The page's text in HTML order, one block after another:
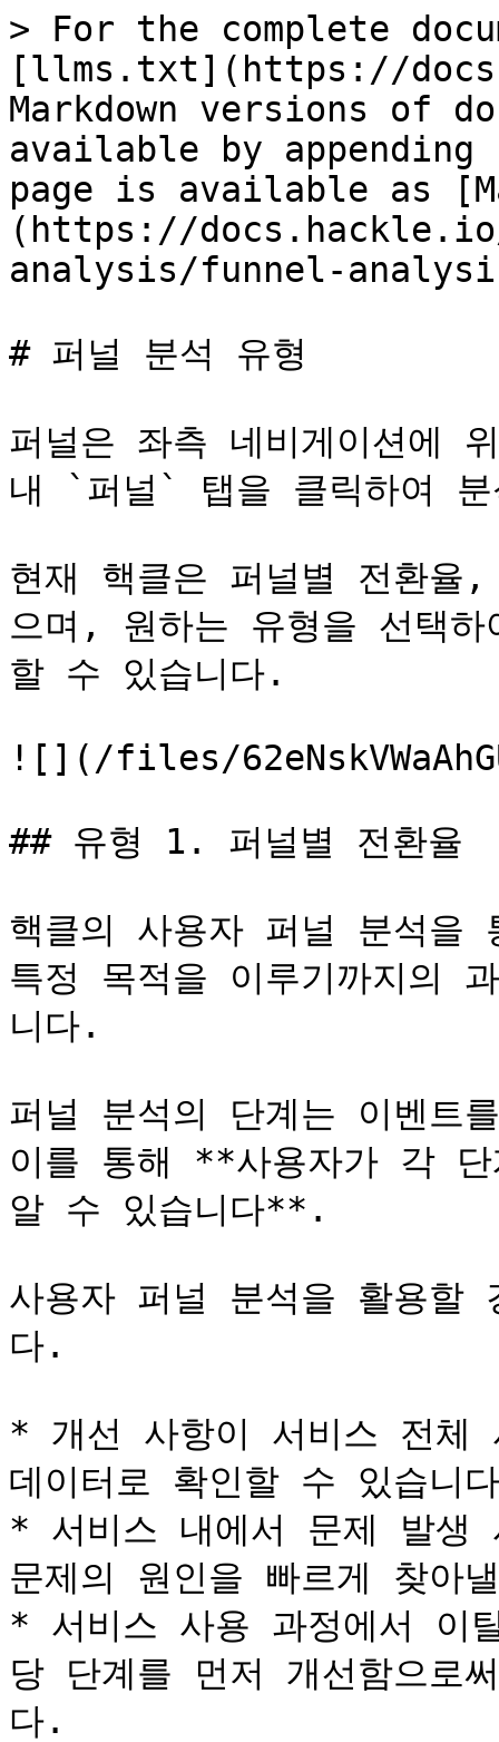
> For the complete
[llms.txt](https://
Markdown versions of
available by
page is available as
(https://
analysis/funnel-
# 퍼널 분석 유형
퍼널은 좌측 네비게이션에
내 `퍼널` 탭을 클릭하여
현재 핵클은 퍼널별 전환율
으며, 원하는 유형을 선택
할 수 있습니다.
![](/files/
## 유형 1. 퍼널별 전환율
핵클의 사용자 퍼널 분석을
특정 목적을 이루기까지의
니다.
퍼널 분석의 단계는 이벤트
이를 통해 **사용자가 각
알 수 있습니다**.
사용자 퍼널 분석을 활용할
다.
* 개선 사항이 서비스 전체
데이터로 확인할 수 있습니
* 서비스 내에서 문제 발생
문제의 원인을 빠르게 찾아
* 서비스 사용 과정에서 이
당 단계를 먼저 개선함으로
다.